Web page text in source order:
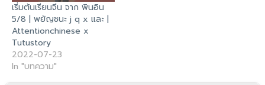
เริ่มต้นเรียนจีน จาก พินอิน
5/8 | พยัญชนะ j q x และ |
Attentionchinese x
Tutustory
2022-07-23
In "บทความ"